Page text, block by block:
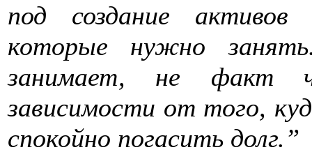
под создание
которые нужно
занимает, не факт
зависимости от того,
спокойно погасить долг.”